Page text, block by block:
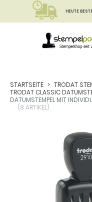
HEUTE
STARTSEITE TRODAT
TRODAT CLASSIC
DATUMSTEMPEL MIT
(8 ARTIKEL)